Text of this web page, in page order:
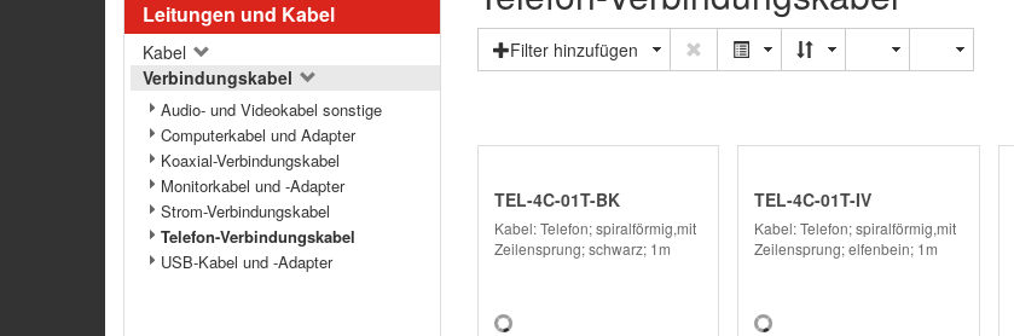
Leitungen und Kabel
Kabel
Verbindungskabel
Audio- und Videokabel sonstige
Computerkabel und Adapter
Koaxial-Verbindungskabel
Monitorkabel und -Adapter
Strom-Verbindungskabel
Telefon-Verbindungskabel
USB-Kabel und -Adapter
Filter hinzufügen
TEL-4C-01T-BK
Kabel: Telefon; spiralförmig,mit
Zeilensprung; schwarz; 1m
TEL-4C-01T-IV
Kabel: Telefon; spiralförmig,mit
Zeilensprung; elfenbein; 1m